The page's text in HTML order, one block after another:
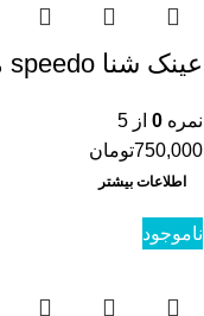
عینک شنا speedo مدل S885
نمره 0 از 5
750,000تومان
اطلاعات بیشتر
ناموجود